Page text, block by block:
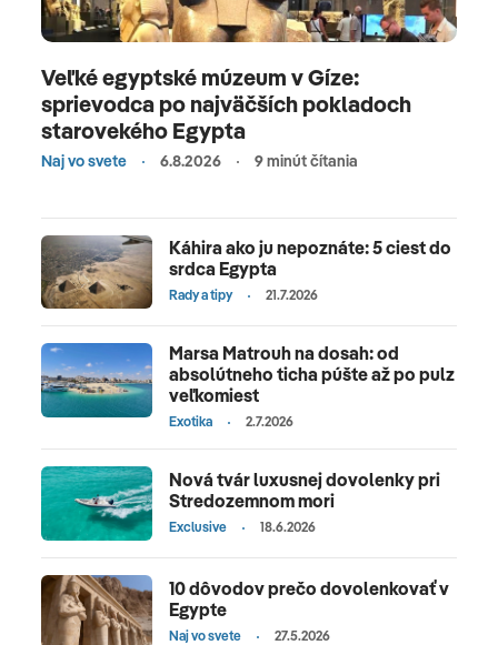
Veľké egyptské múzeum v Gíze:
sprievodca po najväčších pokladoch
starovekého Egypta
Naj vo svete 6.8.2026 9 minút čítania
Káhira ako ju nepoznáte: 5 ciest do
srdca Egypta
Rady a tipy 21.7.2026
Marsa Matrouh na dosah: od
absolútneho ticha púšte až po pulz
veľkomiest
Exotika 2.7.2026
Nová tvár luxusnej dovolenky pri
Stredozemnom mori
Exclusive 18.6.2026
10 dôvodov prečo dovolenkovať v
Egypte
Naj vo svete 27.5.2026